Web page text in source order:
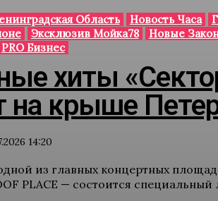
Область Новость Часа
Эксклюзив Мойка78 Новые
PRO Бизнес
хиты
на крыше
14:20
из главных концертных
PLACE — состоится специальный